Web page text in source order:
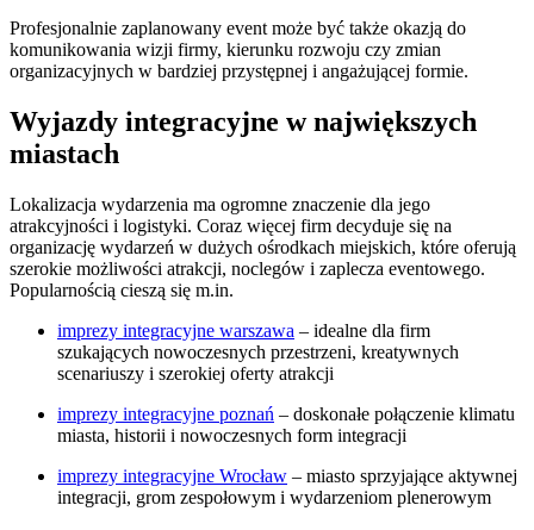
Profesjonalnie zaplanowany event może być także okazją do
komunikowania wizji firmy, kierunku rozwoju czy zmian
organizacyjnych w bardziej przystępnej i angażującej formie.
Wyjazdy integracyjne w największych
miastach
Lokalizacja wydarzenia ma ogromne znaczenie dla jego
atrakcyjności i logistyki. Coraz więcej firm decyduje się na
organizację wydarzeń w dużych ośrodkach miejskich, które oferują
szerokie możliwości atrakcji, noclegów i zaplecza eventowego.
Popularnością cieszą się m.in.
imprezy integracyjne warszawa – idealne dla firm
szukających nowoczesnych przestrzeni, kreatywnych
scenariuszy i szerokiej oferty atrakcji
imprezy integracyjne poznań – doskonałe połączenie klimatu
miasta, historii i nowoczesnych form integracji
imprezy integracyjne Wrocław – miasto sprzyjające aktywnej
integracji, grom zespołowym i wydarzeniom plenerowym